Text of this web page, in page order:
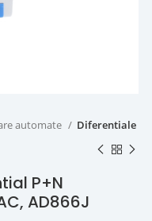
automate Diferentiale
P+N
AD866J